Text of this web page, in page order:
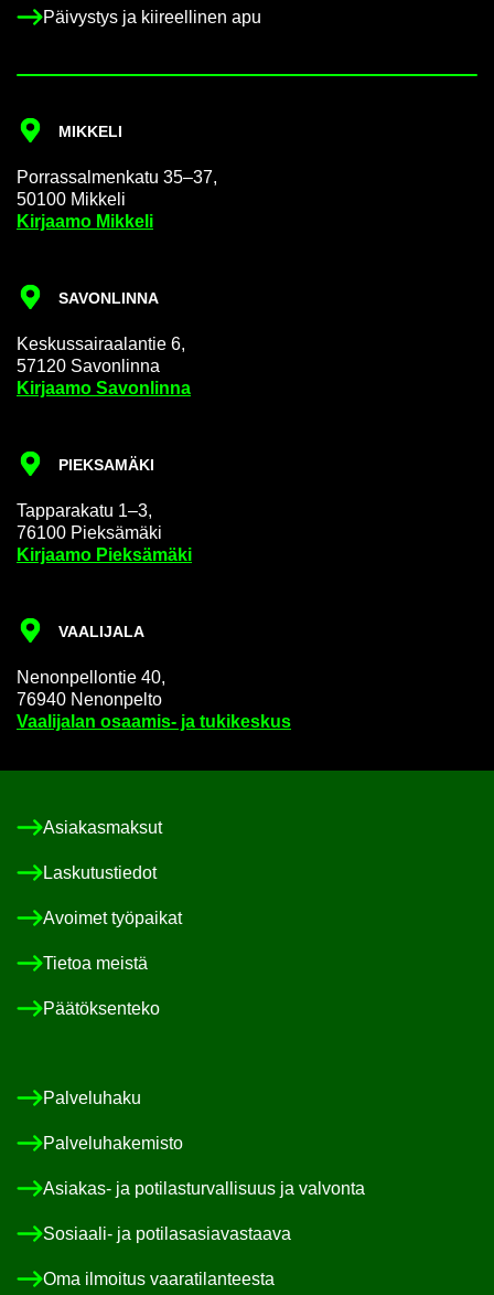
Päi­vys­tys ja kii­reel­li­nen apu
MIK­KE­LI
Por­ras­sal­men­ka­tu 35–37,
50100 Mik­ke­li
Kir­jaa­mo Mik­ke­li
SA­VON­LIN­NA
Kes­kus­sai­raa­lan­tie 6,
57120 Sa­von­lin­na
Kir­jaa­mo Sa­von­lin­na
PIEK­SA­MÄ­KI
Tap­pa­ra­ka­tu 1–3,
76100 Piek­sä­mä­ki
Kir­jaa­mo Piek­sä­mä­ki
VAA­LI­JA­LA
Ne­non­pel­lon­tie 40,
76940 Ne­non­pel­to
Vaa­li­ja­lan osaamis-​ ja tu­ki­kes­kus
Asia­kas­mak­sut
Las­ku­tus­tie­dot
Avoi­met työ­pai­kat
Tie­toa meis­tä
Pää­tök­sen­te­ko
Pal­ve­lu­ha­ku
Pal­ve­lu­ha­ke­mis­to
Asiakas-​ ja po­ti­las­tur­val­li­suus ja val­von­ta
Sosiaali-​ ja po­ti­las­asia­vas­taa­va
Oma il­moi­tus vaa­ra­ti­lan­tees­ta